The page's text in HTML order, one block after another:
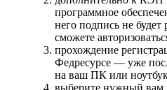
программное
него подпись не будет
сможете
прохождение
Федресурсе — уже
на ваш ПК или
выберите нужный вам